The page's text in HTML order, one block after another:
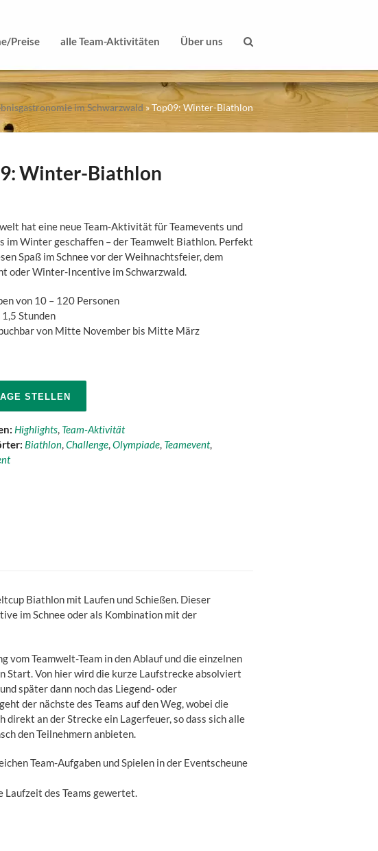
Preise alle Team-Aktivitäten Über uns
im Schwarzwald »Top09: Winter-Biathlon
Winter-Biathlon
hat eine neue Team-Aktivität für Teamevents und
im Winter geschaffen – der Teamwelt Biathlon. Perfekt
Spaß im Schnee vor der Weihnachtsfeier, dem
oder Winter-Incentive im Schwarzwald.
von 10 – 120 Personen
1,5 Stunden
von Mitte November bis Mitte März
STELLEN
Highlights, Team-Aktivität
Biathlon,Challenge,Olympiade, Teamevent,
Biathlon mit Laufen und Schießen. Dieser
im Schnee oder als Kombination mit der
Teamwelt-Team in den Ablauf und die einzelnen
Start. Von hier wird die kurze Laufstrecke absolviert
später dann noch das Liegend- oder
der nächste des Teams auf den Weg, wobei die
an der Strecke ein Lagerfeuer, so dass sich alle
den Teilnehmern anbieten.
Team-Aufgaben und Spielen in der Eventscheune
Laufzeit des Teams gewertet.